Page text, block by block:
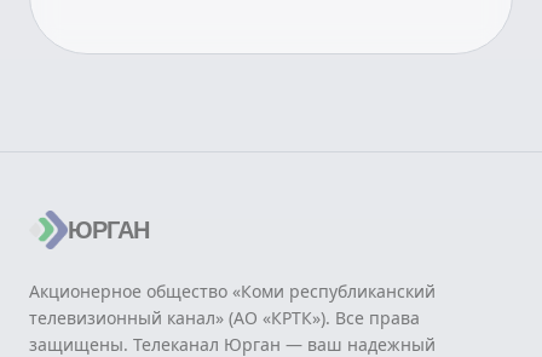
ЮРГАН
Акционерное общество «Коми республиканский
телевизионный канал» (АО «КРТК»). Все права
защищены. Телеканал Юрган — ваш надежный